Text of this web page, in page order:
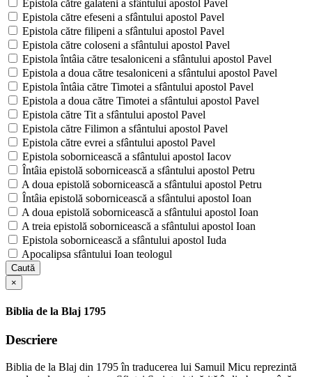
Epistola către galateni a sfântului apostol Pavel
Epistola către efeseni a sfântului apostol Pavel
Epistola către filipeni a sfântului apostol Pavel
Epistola către coloseni a sfântului apostol Pavel
Epistola întâia către tesaloniceni a sfântului apostol Pavel
Epistola a doua către tesaloniceni a sfântului apostol Pavel
Epistola întâia către Timotei a sfântului apostol Pavel
Epistola a doua către Timotei a sfântului apostol Pavel
Epistola către Tit a sfântului apostol Pavel
Epistola către Filimon a sfântului apostol Pavel
Epistola către evrei a sfântului apostol Pavel
Epistola sobornicească a sfântului apostol Iacov
Întâia epistolă sobornicească a sfântului apostol Petru
A doua epistolă sobornicească a sfântului apostol Petru
Întâia epistolă sobornicească a sfântului apostol Ioan
A doua epistolă sobornicească a sfântului apostol Ioan
A treia epistolă sobornicească a sfântului apostol Ioan
Epistola sobornicească a sfântului apostol Iuda
Apocalipsa sfântului Ioan teologul
Caută
×
Biblia de la Blaj 1795
Descriere
Biblia de la Blaj din 1795 în traducerea lui Samuil Micu reprezintă